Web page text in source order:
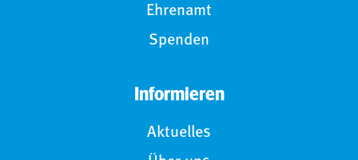
Ehrenamt
Spenden
Informieren
Aktuelles